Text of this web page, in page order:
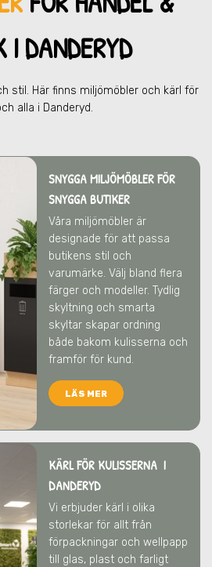
I DANDERYD
stil. Här finns miljömöbler och kärl för
alla i Danderyd.
SNYGGA MILJÖMÖBLER FÖR
SNYGGA BUTIKER
Våra miljömöbler är
designade för att passa
butikens stil och
varumärke. Välj bland flera
färger och modeller. Tydlig
skyltning och smarta
skyltar skapar ordning
både bakom kulisserna och
framför för kund.
LÄS MER
KÄRL FÖR KULISSERNA I
DANDERYD
Vi erbjuder kärl i olika
storlekar för allt från
förpackningar och wellpapp
till glas, plast och farligt